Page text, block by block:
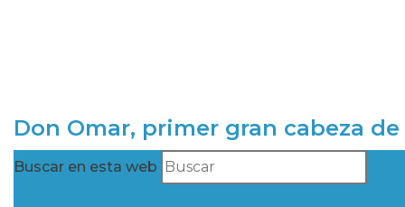
Don Omar, primer gran cabeza
Buscar en esta web